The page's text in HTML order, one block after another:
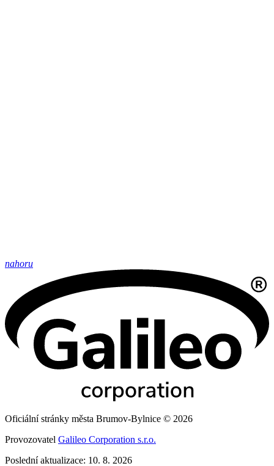
nahoru
Oficiální stránky města Brumov-Bylnice © 2026
Provozovatel Galileo Corporation s.r.o.
Poslední aktualizace: 10. 8. 2026